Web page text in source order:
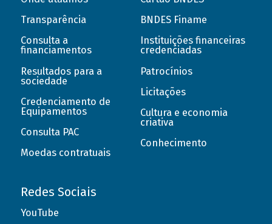
Transparência
Consulta a
financiamentos
Resultados para a
sociedade
Credenciamento de
Equipamentos
Consulta PAC
Moedas contratuais
BNDES Finame
Instituições financeiras
credenciadas
Patrocínios
Licitações
Cultura e economia
criativa
Conhecimento
Redes Sociais
YouTube